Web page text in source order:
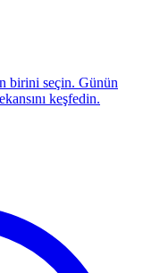
birini seçin. Günün
keşfedin.